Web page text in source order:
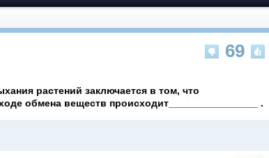
69
растений заключается в том, что
обмена веществ происходит________________ .